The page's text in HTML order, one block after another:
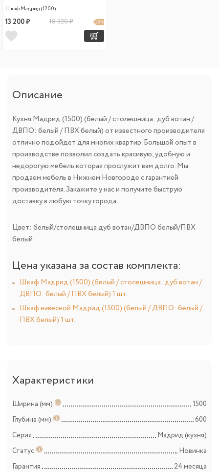
Шкаф Мадрид (1200)
13 200 ₽ 18 320 ₽ 28 %
Описание
Кухня Мадрид (1500) (белый / столешница: дуб вотан /
ДВПО: белый / ПВХ белый) от известного производителя
отлично подойдет для многих квартир. Большой опыт в
производстве позволил создать красивую, удобную и
недорогую мебель которая прослужит вам долго. Мы
продаем мебель в Нижнем Новгороде с гарантией
производителя. Закажите у нас и получите быструю
доставку в любую точку города.
Цвет: белый/столешница дуб вотан/ДВПО белый/ПВХ
белый
Цена указана за состав комплекта:
Шкаф Мадрид (1500) (белый / столешница: дуб вотан /
ДВПО: белый / ПВХ белый) 1 шт.
Шкаф навесной Мадрид (1500) (белый / ДВПО: белый /
ПВХ белый) 1 шт.
Характеристики
Ширина (мм)
1500
Глубина (мм)
600
Серия
Мадрид (кухня)
Статус
Новинка
Гарантия
24 месяца